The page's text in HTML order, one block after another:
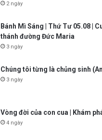
2 ngày
Bánh Mì Sáng | Thứ Tư 05.08 |
thánh đường Đức Maria
3 ngày
Chúng tôi từng là chủng sinh
3 ngày
Vòng đời của con cua | Khám
4 ngày